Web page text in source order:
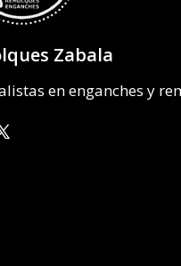
Zabala
en enganches y